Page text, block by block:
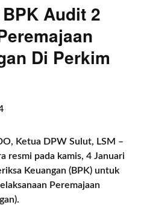
Audit 2
Di Perkim
Ketua DPW Sulut, LSM –
resmi pada kamis, 4 Januari
Keuangan (BPK) untuk
Peremajaan